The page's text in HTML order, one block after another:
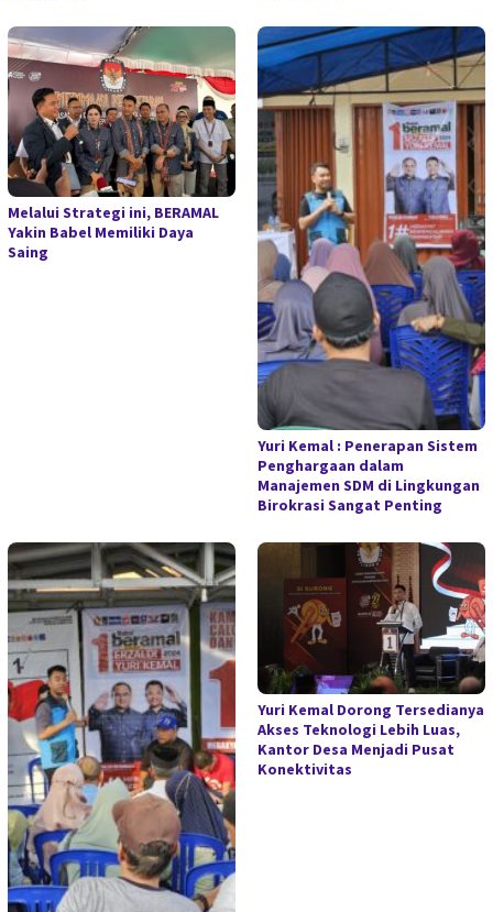
Melalui Strategi ini, BERAMAL
Yakin Babel Memiliki Daya
Saing
Yuri Kemal : Penerapan Sistem
Penghargaan dalam
Manajemen SDM di Lingkungan
Birokrasi Sangat Penting
Yuri Kemal Dorong Tersedianya
Akses Teknologi Lebih Luas,
Kantor Desa Menjadi Pusat
Konektivitas